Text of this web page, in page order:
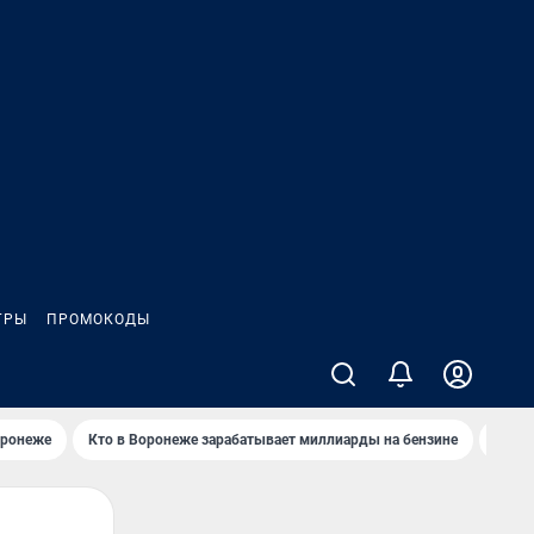
ПРОМОКОДЫ
Кто в Воронеже зарабатывает миллиарды на бензине